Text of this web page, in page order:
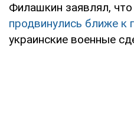
Филашкин заявлял, что
продвинулись ближе к
украинские военные